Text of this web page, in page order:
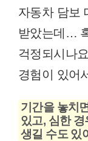
자동차 담보
받았는데…
걱정되시나
경험이 있어
기간을 놓치
있고, 심한 경
생길 수도 있